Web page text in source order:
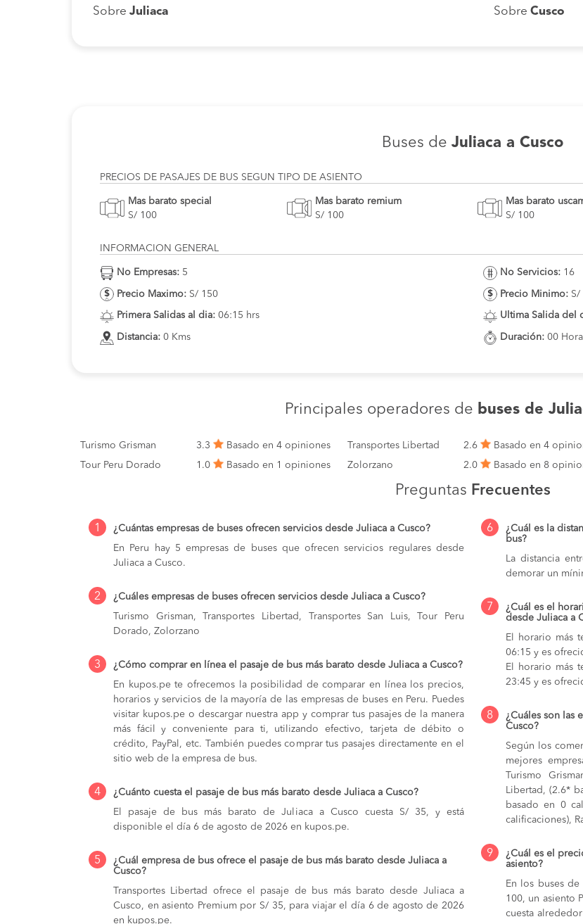
Sobre Juliaca Sobre Cusco
Buses de Juliaca a Cusco
PRECIOS DE PASAJES DE BUS SEGUN TIPO DE ASIENTO
Mas barato special
S/ 100
Mas barato remium
S/ 100
Mas barato
S/ 100
INFORMACION GENERAL
No Empresas: 5
Precio Maximo: S/ 150
Primera Salidas al dia: 06:15 hrs
Distancia: 0 Kms
No Servicios: 16
Precio Minimo: S/
Ultima Salida del
Duración: 00
Principales operadores de buses de
Turismo Grisman 3.3 Basado en 4 opiniones Transportes Libertad 2.6 Basado en 4
Tour Peru Dorado
1.0 Basado en 1 opiniones Zolorzano 2.0 Basado en 8
Preguntas Frecuentes
1
¿Cuántas empresas de buses ofrecen servicios desde Juliaca a Cusco?
En Peru hay 5 empresas de buses que ofrecen servicios regulares desde
Juliaca a Cusco.
2
¿Cuáles empresas de buses ofrecen servicios desde Juliaca a Cusco?
Turismo Grisman, Transportes Libertad, Transportes San Luis, Tour Peru
Dorado, Zolorzano
3
¿Cómo comprar en línea el pasaje de bus más barato desde Juliaca a Cusco?
En kupos.pe te ofrecemos la posibilidad de comparar en línea los precios,
horarios y servicios de la mayoría de las empresas de buses en Peru. Puedes
visitar kupos.pe o descargar nuestra app y comprar tus pasajes de la manera
más fácil y conveniente para ti, utilizando efectivo, tarjeta de débito o
crédito, PayPal, etc. También puedes comprar tus pasajes directamente en el
sitio web de la empresa de bus.
4
¿Cuánto cuesta el pasaje de bus más barato desde Juliaca a Cusco?
El pasaje de bus más barato de Juliaca a Cusco cuesta S/ 35, y está
disponible el día 6 de agosto de 2026 en kupos.pe.
5
¿Cuál empresa de bus ofrece el pasaje de bus más barato desde Juliaca a
Cusco?
Transportes Libertad ofrece el pasaje de bus más barato desde Juliaca a
Cusco, en asiento Premium por S/ 35, para viajar el día 6 de agosto de 2026
en kupos.pe.
6
¿Cuál es la
bus?
La distancia
demorar un
7
¿Cuál es el
desde Juliaca a
El horario más
06:15 y es
El horario más
23:45 y es
8
¿Cuáles son las
Cusco?
Según los
mejores
Turismo
Libertad, (2.6*
basado en 0
calificaciones),
9
¿Cuál es el
asiento?
En los buses de
100, un asiento
cuesta